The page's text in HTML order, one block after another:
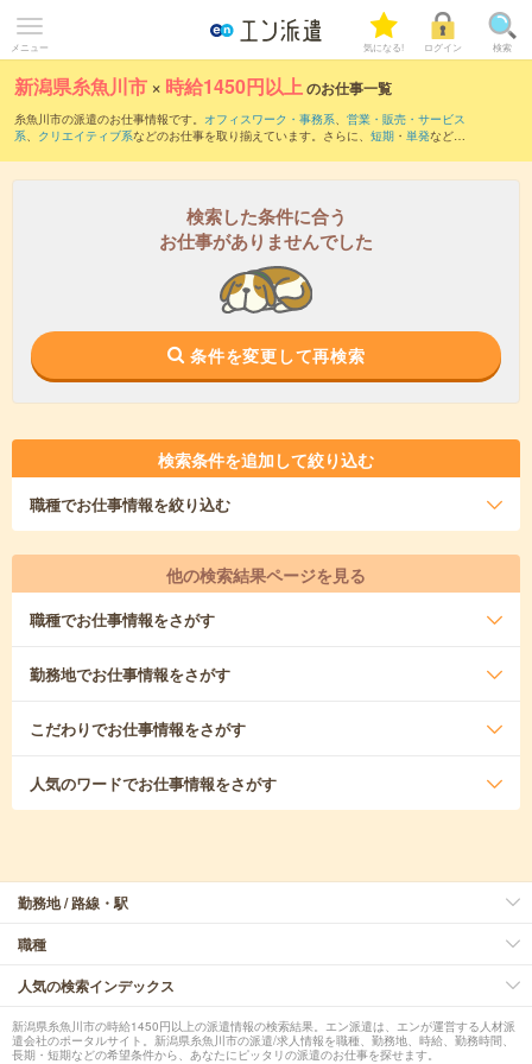
メニュー 気になる! ログイン 検索
新潟県糸魚川市 × 時給1450円以上のお仕事一覧
糸魚川市の派遣のお仕事情報です。 オフィスワーク・事務系、 営業・販売・サービス
系、 クリエイティブ系などのお仕事を取り揃えています。さらに、 短期 ・ 単発などの
検索した条件に合う
お仕事がありませんでした
条件を変更して再検索
検索条件を追加して絞り込む
職種でお仕事情報を絞り込む
他の検索結果ページを見る
職種でお仕事情報をさがす
勤務地でお仕事情報をさがす
こだわりでお仕事情報をさがす
人気のワードでお仕事情報をさがす
勤務地 / 路線・駅
職種
人気の検索インデックス
新潟県糸魚川市の時給1450円以上の派遣情報の検索結果。エン派遣は、エンが運営する人材派
遣会社のポータルサイト。新潟県糸魚川市の派遣/求人情報を職種、勤務地、時給、勤務時間、
長期・短期などの希望条件から、あなたにピッタリの派遣のお仕事を探せます。